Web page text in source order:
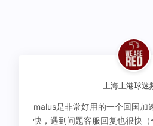
上海上港球迷
malus是非常好用的一个回国加
快，遇到问题客服回复也很快